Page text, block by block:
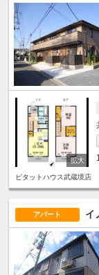
ピタットハウス武蔵境店
アパート イ